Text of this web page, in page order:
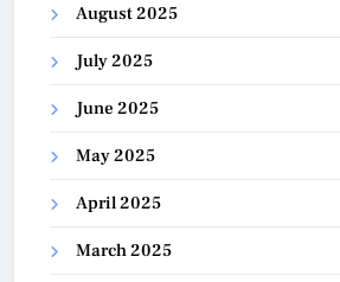
August 2025
July 2025
June 2025
May 2025
April 2025
March 2025